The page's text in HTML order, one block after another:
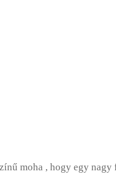
moha , hogy egy nagy